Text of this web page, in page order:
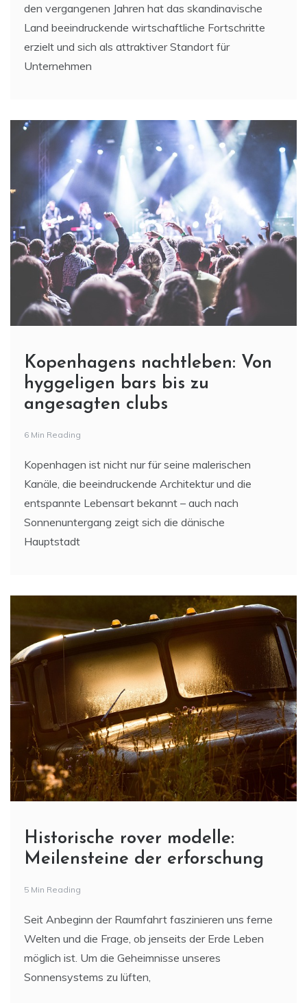
den vergangenen Jahren hat das skandinavische
Land beeindruckende wirtschaftliche Fortschritte
erzielt und sich als attraktiver Standort für
Unternehmen
Kopenhagens nachtleben: Von
hyggeligen bars bis zu
angesagten clubs
6 Min Reading
Kopenhagen ist nicht nur für seine malerischen
Kanäle, die beeindruckende Architektur und die
entspannte Lebensart bekannt – auch nach
Sonnenuntergang zeigt sich die dänische
Hauptstadt
Historische rover modelle:
Meilensteine der erforschung
5 Min Reading
Seit Anbeginn der Raumfahrt faszinieren uns ferne
Welten und die Frage, ob jenseits der Erde Leben
möglich ist. Um die Geheimnisse unseres
Sonnensystems zu lüften,